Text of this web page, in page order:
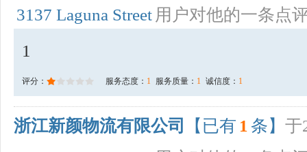
3137 Laguna Street 用户对他的一条点
1
评分： 服务态度： 1 服务质量： 1 诚信度： 1
浙江新颜物流有限公司 【已有 1 条】 于